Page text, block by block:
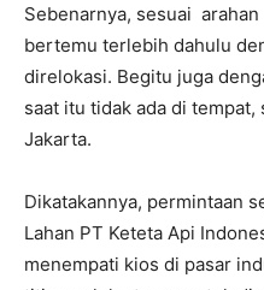
Sebenarnya, sesuai
bertemu terlebih dahulu
direlokasi. Begitu juga
saat itu tidak ada di
Jakarta.
Dikatakannya, permintaan
Lahan PT Keteta Api
menempati kios di pasar